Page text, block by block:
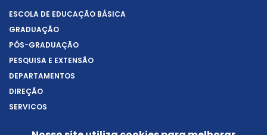
ESCOLA DE EDUCAÇÃO BÁSICA
GRADUAÇÃO
PÓS-GRADUAÇÃO
PESQUISA E EXTENSÃO
DEPARTAMENTOS
DIREÇÃO
SERVIÇOS